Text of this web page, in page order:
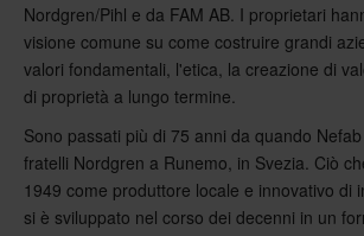
Nordgren/Pihl e da FAM AB. I proprietari
visione comune su come costruire grandi
valori fondamentali, l'etica, la creazione di
di proprietà a lungo termine.
Sono passati più di 75 anni da quando
fratelli Nordgren a Runemo, in Svezia. Ciò
1949 come produttore locale e innovativo di
si è sviluppato nel corso dei decenni in un